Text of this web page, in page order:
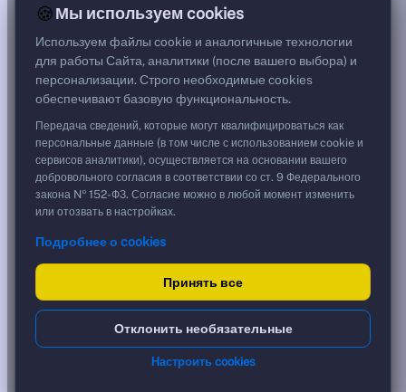
Цена
105,20 %
1 052,00 ₽
Срок, лет
2,06
Дюрация, лет
2,06
Рейтинг
AA
Тип
Корпоративная
Фикс
Доходность и цена
YTM эффективная
31.08.2028
🍪Мы используем cookies
Используем файлы cookie и аналогичные технологии
для работы Сайта, аналитики (после вашего выбора) и
персонализации. Строго необходимые cookies
обеспечивают базовую функциональность.
Передача сведений, которые могут квалифицироваться как
персональные данные (в том числе с использованием cookie и
сервисов аналитики), осуществляется на основании вашего
добровольного согласия в соответствии со ст. 9 Федерального
закона № 152-ФЗ. Согласие можно в любой момент изменить
или отозвать в настройках.
Подробнее о cookies
Принять все
Отклонить необязательные
Настроить cookies